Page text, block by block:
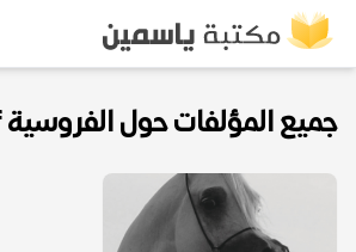
جميع المؤلفات حول الفروسية pdf